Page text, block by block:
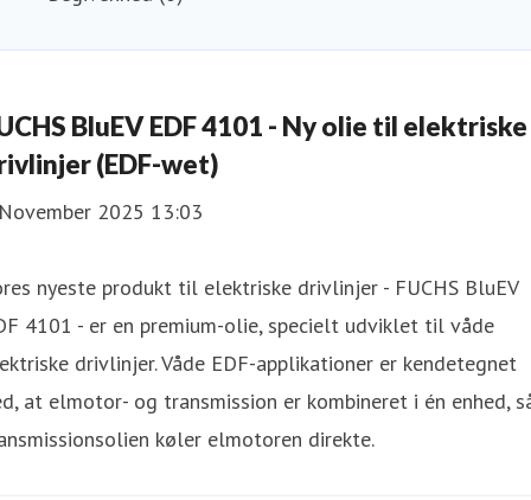
BluEV EDF 4101 - Ny olie til elektriske
(EDF-wet)
2025 13:03
nyeste produkt til elektriske drivlinjer - FUCHS BluEV
4101 - er en premium-olie, specielt udviklet til våde
drivlinjer. Våde EDF-applikationer er kendetegnet
at elmotor- og transmission er kombineret i én enhed,
køler elmotoren direkte.